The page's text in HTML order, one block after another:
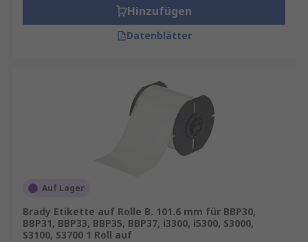
Hinzufügen
Datenblätter
Auf Lager
Brady Etikette auf Rolle B. 101.6 mm für BBP30,
BBP31, BBP33, BBP35, BBP37, i3300, i5300, S3000,
S3100, S3700 1 Roll auf